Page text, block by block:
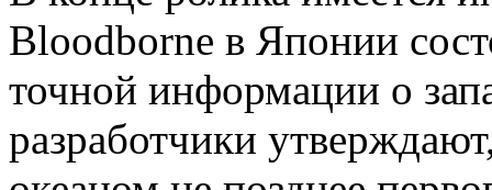
Bloodborne в Японии
точной информации о
разработчики